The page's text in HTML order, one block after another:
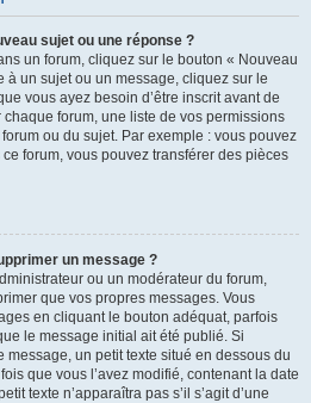
sujet ou une réponse ?
un forum, cliquez sur le bouton « Nouveau
un sujet ou un message, cliquez sur le
vous ayez besoin d’être inscrit avant de
forum, une liste de vos permissions
ou du sujet. Par exemple : vous pouvez
forum, vous pouvez transférer des pièces
un message ?
ou un modérateur du forum,
que vos propres messages. Vous
en cliquant le bouton adéquat, parfois
le message initial ait été publié. Si
message, un petit texte situé en dessous du
que vous l’avez modifié, contenant la date
texte n’apparaîtra pas s’il s’agit d’une